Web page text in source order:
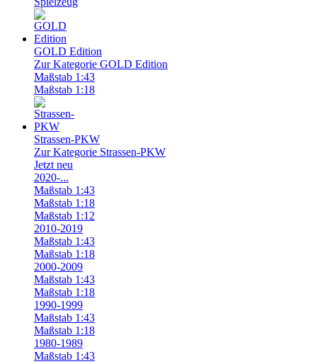
GOLD Edition
Zur Kategorie GOLD Edition
Maßstab 1:43
Maßstab 1:18
Strassen-PKW
Zur Kategorie Strassen-PKW
Jetzt neu
2020-...
Maßstab 1:43
Maßstab 1:18
Maßstab 1:12
2010-2019
Maßstab 1:43
Maßstab 1:18
2000-2009
Maßstab 1:43
Maßstab 1:18
1990-1999
Maßstab 1:43
Maßstab 1:18
1980-1989
Maßstab 1:43